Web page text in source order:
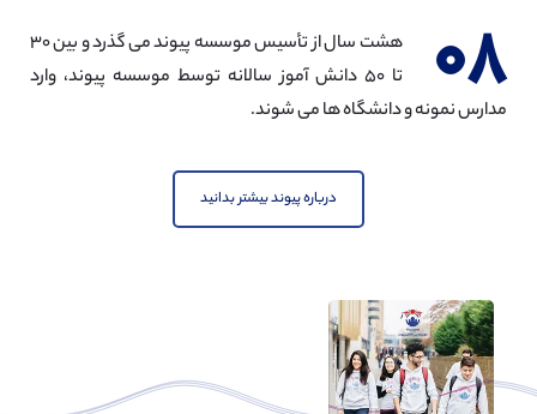
۰۸
هشت سال از تأسیس موسسه پیوند می گذرد و بین ۳۰
تا ۵۰ دانش آموز سالانه توسط موسسه پیوند، وارد
مدارس نمونه و دانشگاه ها می شوند.
درباره پیوند بیشتر بدانید